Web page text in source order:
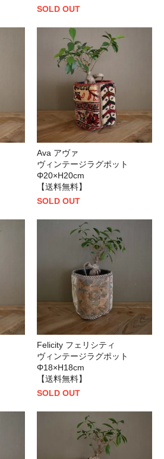
SOLD OUT
Ava アヴァ
ヴィンテージラグポット
Φ20×H20cm
【送料無料】
SOLD OUT
Felicity フェリシティ
ヴィンテージラグポット
Φ18×H18cm
【送料無料】
SOLD OUT